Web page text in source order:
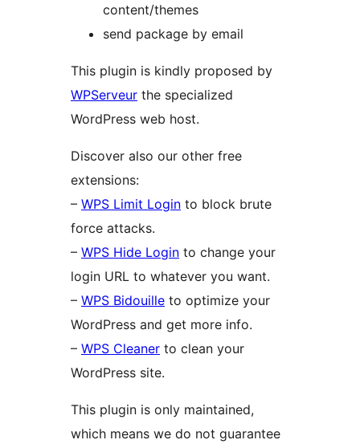
content/themes
send package by email
This plugin is kindly proposed by
WPServeur the specialized
WordPress web host.
Discover also our other free
extensions:
– WPS Limit Login to block brute
force attacks.
– WPS Hide Login to change your
login URL to whatever you want.
– WPS Bidouille to optimize your
WordPress and get more info.
– WPS Cleaner to clean your
WordPress site.
This plugin is only maintained,
which means we do not guarantee